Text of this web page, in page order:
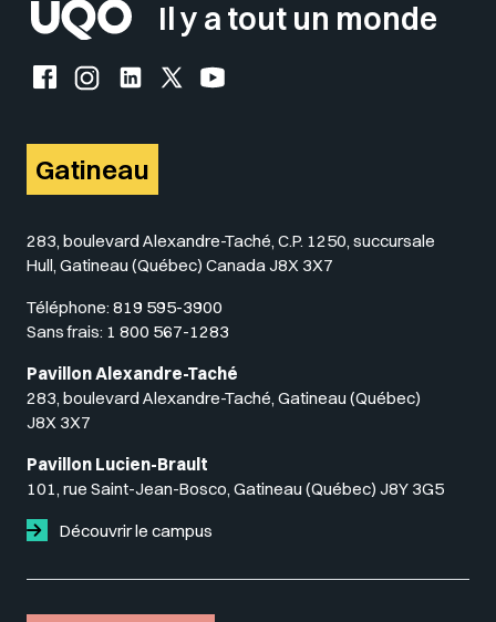
Il y a tout un monde
Facebook de l'UQO
Instagram de l'UQO
LinkedIn de l'UQO
X (Twitter) de l'UQO
YouTube de l'UQO
Gatineau
283, boulevard Alexandre-Taché, C.P. 1250, succursale
Hull, Gatineau (Québec) Canada J8X 3X7
Téléphone: 819 595-3900
Sans frais: 1 800 567-1283
Pavillon Alexandre-Taché
283, boulevard Alexandre-Taché, Gatineau (Québec)
J8X 3X7
Pavillon Lucien-Brault
101, rue Saint-Jean-Bosco, Gatineau (Québec) J8Y 3G5
Découvrir le campus